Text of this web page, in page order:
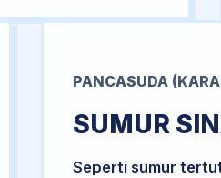
PANCASUDA
SUMUR
Seperti sumur